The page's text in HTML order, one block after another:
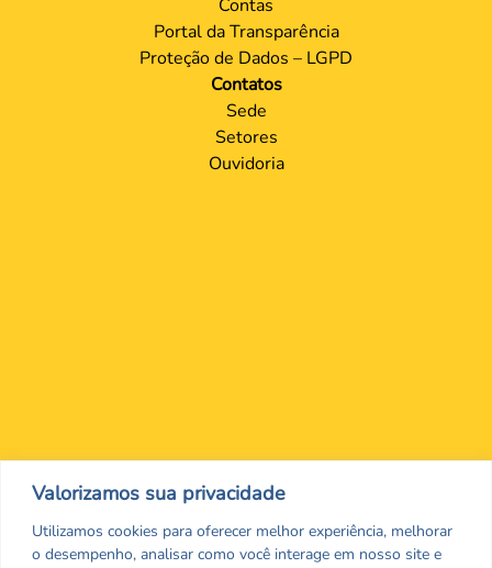
Valorizamos sua privacidade
Utilizamos cookies para oferecer melhor experiência, melhorar
o desempenho, analisar como você interage em nosso site e
Contas
Portal da Transparência
Proteção de Dados – LGPD
Contatos
Sede
Setores
Ouvidoria